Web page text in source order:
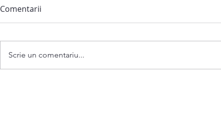
Comentarii
Scrie un comentariu...